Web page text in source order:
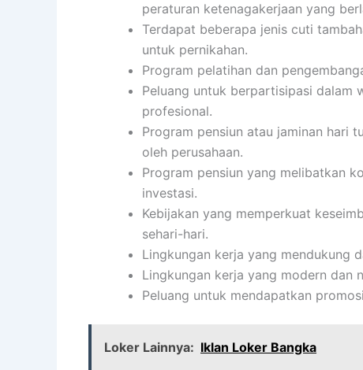
peraturan ketenagakerjaan yang
Terdapat beberapa jenis cuti
untuk pernikahan.
Program pelatihan dan
Peluang untuk berpartisipasi dalam
profesional.
Program pensiun atau jaminan hari
oleh perusahaan.
Program pensiun yang melibatkan
investasi.
Kebijakan yang memperkuat
sehari-hari.
Lingkungan kerja yang mendukung
Lingkungan kerja yang modern dan
Peluang untuk mendapatkan
Loker Lainnya: Iklan Loker Bangka